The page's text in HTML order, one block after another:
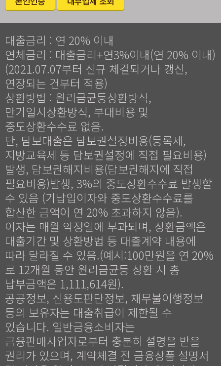
대출금리 : 연 20% 이내
연체금리 : 대출금리+연3%이내(연 20% 이내)
(2021.07.07부터 신규 체결되거나 갱신,
연장되는 건부터 적용)
상환방법 : 원리금균등상환방식,
만기일시상환방식, 부대비용 및
중도상환수수료 없음.
단, 담보대출은 담보권설정비용(등록세,
지방교육세 등 담보권설정에 직접 필요비용)
발생, 담보권해지비용(담보권해지에 직접
필요비용)발생, 3%의 중도상환수수료 발생할
수 있음 (기납입이자와 중도상환수수료를
합산한 금액이 연 20% 초과하지 않음).
이자는 매월 약정일에 부과되며, 상환금액은
대출기간 및 상환방법 등 대출계약 내용에
따라 달라질 수 있음.(예시:100만원을 연 20%
로 12개월 동안 원리금균등 상환 시 총
납부금액은 1,111,614원).
공공정보, 신용도판단정보, 채무불이행정보
등의 보유자는 대출취급이 제한될 수
있습니다. 일반금융소비자는
금융판매사업자로부터 충분히 설명을 받을
권리가 있으며, 계약체결 전 금융상품 설명서